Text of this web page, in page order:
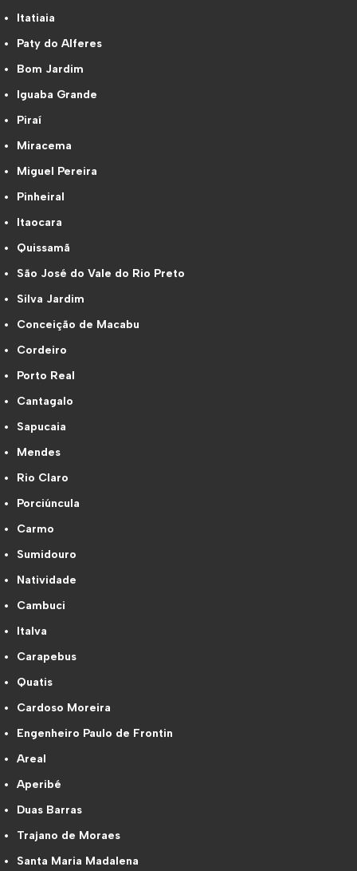
Itatiaia
Paty do Alferes
Bom Jardim
Iguaba Grande
Piraí
Miracema
Miguel Pereira
Pinheiral
Itaocara
Quissamã
São José do Vale do Rio Preto
Silva Jardim
Conceição de Macabu
Cordeiro
Porto Real
Cantagalo
Sapucaia
Mendes
Rio Claro
Porciúncula
Carmo
Sumidouro
Natividade
Cambuci
Italva
Carapebus
Quatis
Cardoso Moreira
Engenheiro Paulo de Frontin
Areal
Aperibé
Duas Barras
Trajano de Moraes
Santa Maria Madalena